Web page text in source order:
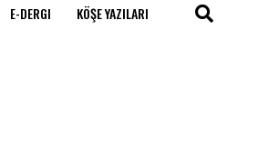
E-DERGI KÖŞE YAZILARI